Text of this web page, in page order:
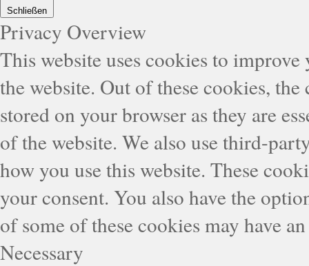
Schließen
Privacy Overview
This website uses cookies to
the website. Out of these cookies,
stored on your browser as they are
of the website. We also use third-
how you use this website. These
your consent. You also have the
of some of these cookies may have
Necessary